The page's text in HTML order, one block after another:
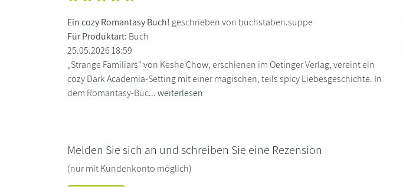
Ein cozy Romantasy Buch! geschrieben von buchstaben.suppe
Für Produktart: Buch
25.05.2026 18:59
„Strange Familiars“ von Keshe Chow, erschienen im Oetinger Verlag, vereint ein
cozy Dark Academia-Setting mit einer magischen, teils spicy Liebesgeschichte. In
dem Romantasy-Buc...weiterlesen
Melden Sie sich an und schreiben Sie eine Rezension
(nur mit Kundenkonto möglich)